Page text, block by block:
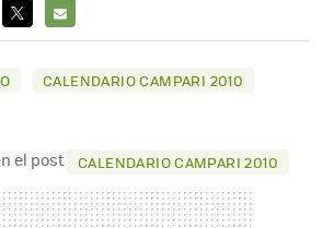
X
E-
MAIL
CALENDARIO CAMPARI 2010
el post CALENDARIO CAMPARI 2010